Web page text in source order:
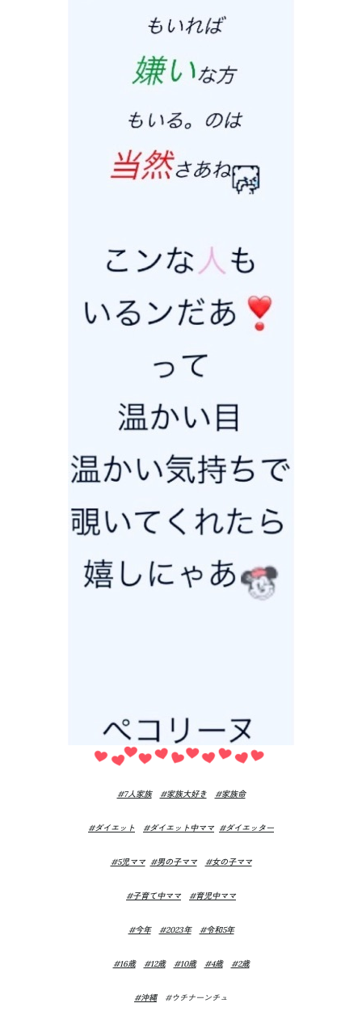
#7人家族 #家族大好き #家族命
#ダイエット #ダイエット中ママ #ダイエッター
#5児ママ #男の子ママ #女の子ママ
#子育て中ママ #育児中ママ
#今年 #2023年 #令和5年
#16歳 #12歳 #10歳 #4歳 #2歳
#沖縄#ウチナーンチュ